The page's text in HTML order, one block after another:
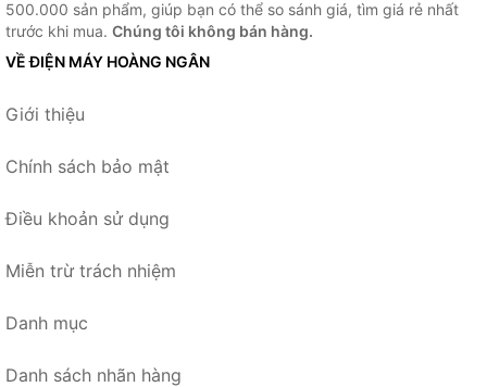
500.000 sản phẩm, giúp bạn có thể so sánh giá, tìm giá rẻ nhất
trước khi mua. Chúng tôi không bán hàng.
VỀ ĐIỆN MÁY HOÀNG NGÂN
Giới thiệu
Chính sách bảo mật
Điều khoản sử dụng
Miễn trừ trách nhiệm
Danh mục
Danh sách nhãn hàng